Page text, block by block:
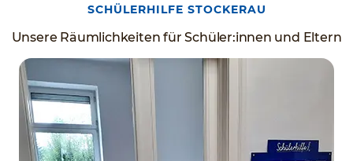
SCHÜLERHILFE STOCKERAU
Unsere Räumlichkeiten für Schüler:innen und Eltern